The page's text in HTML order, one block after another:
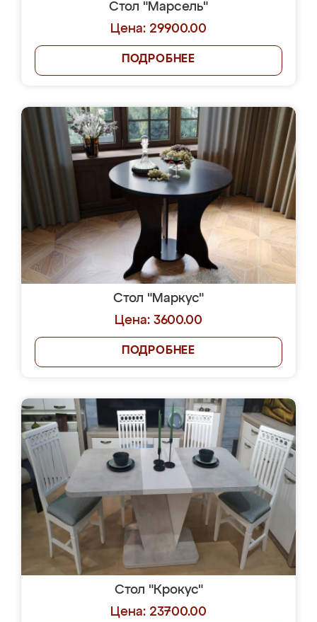
Стол "Марсель"
Цена: 29900.00
ПОДРОБНЕЕ
Стол "Маркус"
Цена: 3600.00
ПОДРОБНЕЕ
Стол "Крокус"
Цена: 23700.00